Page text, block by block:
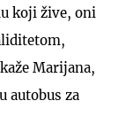
koji žive, oni
Marijana,
autobus za